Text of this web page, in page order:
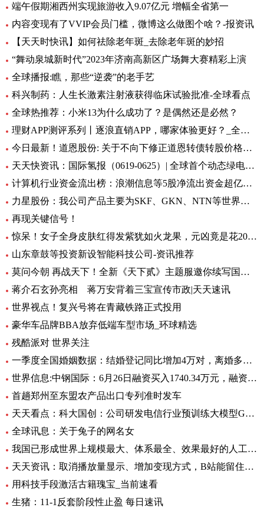
端午假期湘西州实现旅游收入9.07亿元 增幅全省第一
内容变现有了VVIP会员门槛，微博这么做图个啥？-报资讯
【天天时快讯】如何祛除老年斑_去除老年斑的妙招
“舞动泉城新时代”2023年济南高新区广场舞大赛精彩上演
全球播报:瞧，那些“逆袭”的老手艺
科兴制药：人生长激素注射液获得临床试验批准-全球看点
全球热推荐：小米13为什么成功了？是偶然还是必然？
理财APP测评系列丨逐浪直销APP，哪家体验更好？_全球今亮点
今日最新！道恩股份: 关于不向下修正道恩转债转股价格的公告
天天快资讯：国际氢报（0619-0625）| 全球首个动态绿电制氨工厂初具规模；MTU开发液氢航空燃料电池技术；道达尔致力于绿氢炼油……
计算机行业资金流出榜：浪潮信息等5股净流出资金超亿元_世界热文
力星股份：我公司产品主要为SKF、GKN、NTN等世界著名的轴承公司配套 全球热点评
再现关键信号！
惊呆！女子全身皮肤红得发紫犹如火龙果，元凶竟是花20块钱买的……_每日观点
山东章鼓等投资新设智能科技公司-资讯推荐
莫问今朝 再战天下！全新《天下贰》主题服邀你续写国韵风华！_当前播报
蒋介石玄孙亮相 蒋万安背着三宝宣传市政|天天速讯
世界视点！复兴号将在青藏铁路正式投用
豪华车品牌BBA放弃低端车型市场_环球精选
残酷派对 世界关注
一季度全国婚姻数据：结婚登记同比增加4万对，离婚多了12万对
世界信息:中钢国际：6月26日融资买入1740.34万元，融资融券余额2.76亿元
首趟郑州至东盟农产品出口专列准时发车
天天看点：科大国创：公司研发电信行业预训练大模型GC-TeleGPT 现已在电信智能客服等领域实现落地应用
全球讯息：关于兔子的网名女
我国已形成世界上规模最大、体系最全、效果最好的人工影响天气作业力量
天天资讯：取消播放量显示、增加变现方式，B站能留住UP主吗？
用科技手段激活古籍瑰宝_当前速看
生猪：11-1反套阶段性止盈 每日速讯